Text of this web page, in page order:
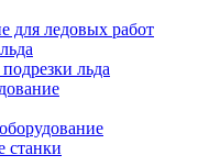
для ледовых работ
льда
станки